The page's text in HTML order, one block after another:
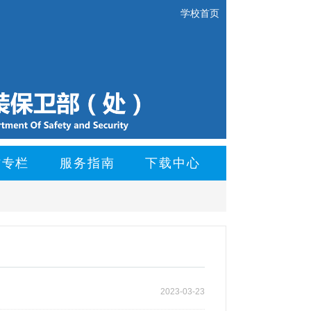
学校首页
栏 服务指南 下载中心
2023-03-23